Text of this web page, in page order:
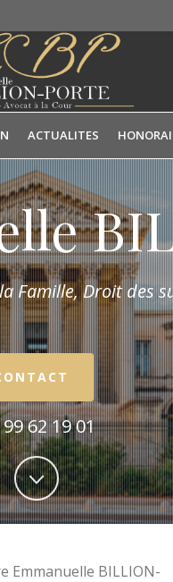
ACTUALITES
Famille,Droit des
62 19 01
Emmanuelle BILLION-